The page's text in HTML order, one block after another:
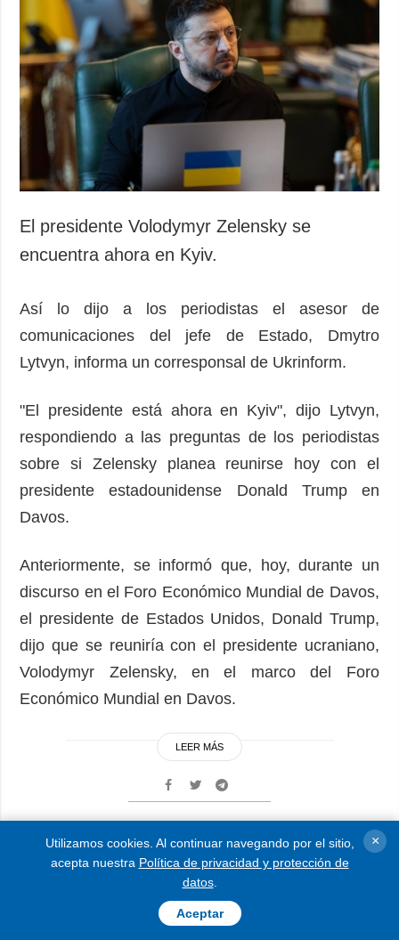
El presidente Volodymyr Zelensky se
encuentra ahora en Kyiv.
Así lo dijo a los periodistas el asesor de
comunicaciones del jefe de Estado, Dmytro
Lytvyn, informa un corresponsal de Ukrinform.
"El presidente está ahora en Kyiv", dijo Lytvyn,
respondiendo a las preguntas de los periodistas
sobre si Zelensky planea reunirse hoy con el
presidente estadounidense Donald Trump en
Davos.
Anteriormente, se informó que, hoy, durante un
discurso en el Foro Económico Mundial de Davos,
el presidente de Estados Unidos, Donald Trump,
dijo que se reuniría con el presidente ucraniano,
Volodymyr Zelensky, en el marco del Foro
Económico Mundial en Davos.
LEER MÁS
MÁS NOTICIAS
ACTUALIDAD
Utilizamos cookies. Al continuar navegando por el sitio,
acepta nuestra Política de privacidad y protección de
datos.
Aceptar
×